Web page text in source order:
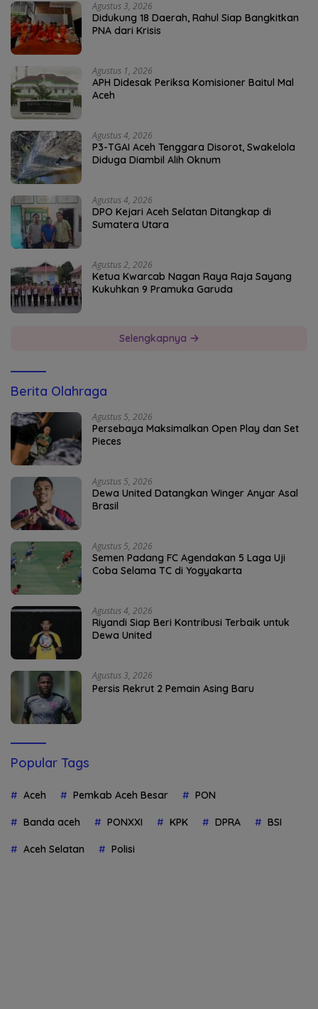
Agustus 3, 2026
Didukung 18 Daerah, Rahul Siap Bangkitkan
PNA dari Krisis
Agustus 1, 2026
APH Didesak Periksa Komisioner Baitul Mal
Aceh
Agustus 4, 2026
P3-TGAI Aceh Tenggara Disorot, Swakelola
Diduga Diambil Alih Oknum
Agustus 4, 2026
DPO Kejari Aceh Selatan Ditangkap di
Sumatera Utara
Agustus 2, 2026
Ketua Kwarcab Nagan Raya Raja Sayang
Kukuhkan 9 Pramuka Garuda
Selengkapnya
Berita Olahraga
Agustus 5, 2026
Persebaya Maksimalkan Open Play dan Set
Pieces
Agustus 5, 2026
Dewa United Datangkan Winger Anyar Asal
Brasil
Agustus 5, 2026
Semen Padang FC Agendakan 5 Laga Uji
Coba Selama TC di Yogyakarta
Agustus 4, 2026
Riyandi Siap Beri Kontribusi Terbaik untuk
Dewa United
Agustus 3, 2026
Persis Rekrut 2 Pemain Asing Baru
Popular Tags
Aceh Pemkab Aceh Besar PON
Banda aceh PONXXI KPK DPRA BSI
Aceh Selatan Polisi